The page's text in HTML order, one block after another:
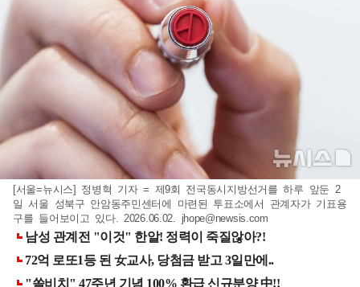
[서울=뉴시스] 정병혁 기자 = 제9회 전국동시지방선거를 하루 앞둔 2
일 서울 성북구 안암동주민센터에 마련된 투표소에서 관계자가 기표용
구를 들어보이고 있다. 2026.06.02. jhope@newsis.com